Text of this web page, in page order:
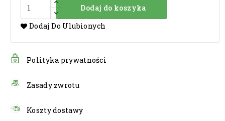
Dodaj do koszyka
Dodaj Do Ulubionych
Polityka prywatności
Zasady zwrotu
Koszty dostawy